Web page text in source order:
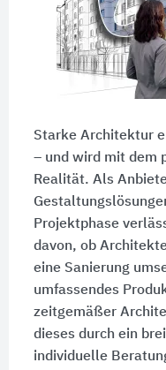
Starke Architektur
– und wird mit dem
Realität. Als
Projektphase
davon, ob
eine Sanierung
umfassendes
zeitgemäßer
dieses durch ein
individuelle